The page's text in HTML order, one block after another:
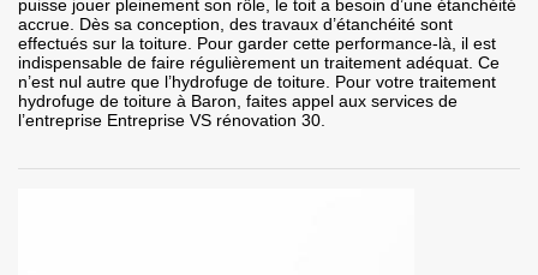
puisse jouer pleinement son rôle, le toit a besoin d’une étanchéité
accrue. Dès sa conception, des travaux d’étanchéité sont
effectués sur la toiture. Pour garder cette performance-là, il est
indispensable de faire régulièrement un traitement adéquat. Ce
n’est nul autre que l’hydrofuge de toiture. Pour votre traitement
hydrofuge de toiture à Baron, faites appel aux services de
l’entreprise Entreprise VS rénovation 30.